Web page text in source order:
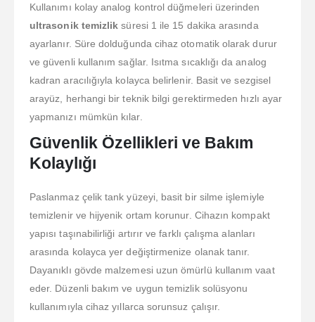
Kullanımı kolay analog kontrol düğmeleri üzerinden
ultrasonik temizlik süresi 1 ile 15 dakika arasında
ayarlanır. Süre dolduğunda cihaz otomatik olarak durur
ve güvenli kullanım sağlar. Isıtma sıcaklığı da analog
kadran aracılığıyla kolayca belirlenir. Basit ve sezgisel
arayüz, herhangi bir teknik bilgi gerektirmeden hızlı ayar
yapmanızı mümkün kılar.
Güvenlik Özellikleri ve Bakım
Kolaylığı
Paslanmaz çelik tank yüzeyi, basit bir silme işlemiyle
temizlenir ve hijyenik ortam korunur. Cihazın kompakt
yapısı taşınabilirliği artırır ve farklı çalışma alanları
arasında kolayca yer değiştirmenize olanak tanır.
Dayanıklı gövde malzemesi uzun ömürlü kullanım vaat
eder. Düzenli bakım ve uygun temizlik solüsyonu
kullanımıyla cihaz yıllarca sorunsuz çalışır.